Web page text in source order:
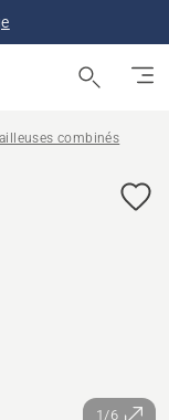
combinés
1/6